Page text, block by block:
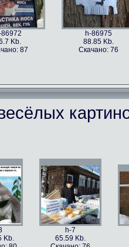
Kb.
87
h-86975
88.85 Kb.
Скачано: 76
Kb.
h-7
65.59 Kb.